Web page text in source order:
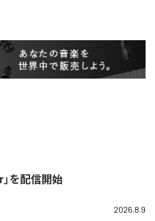
を配信開始
2026.8.9